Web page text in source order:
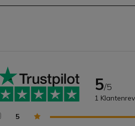
5/5
1
5